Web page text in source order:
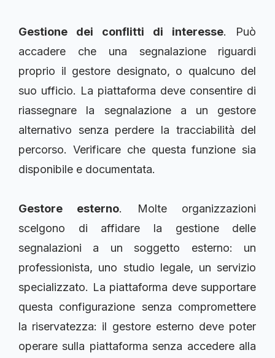
Gestione dei conflitti di interesse. Può
accadere che una segnalazione riguardi
proprio il gestore designato, o qualcuno del
suo ufficio. La piattaforma deve consentire di
riassegnare la segnalazione a un gestore
alternativo senza perdere la tracciabilità del
percorso. Verificare che questa funzione sia
disponibile e documentata.
Gestore esterno. Molte organizzazioni
scelgono di affidare la gestione delle
segnalazioni a un soggetto esterno: un
professionista, uno studio legale, un servizio
specializzato. La piattaforma deve supportare
questa configurazione senza compromettere
la riservatezza: il gestore esterno deve poter
operare sulla piattaforma senza accedere alla